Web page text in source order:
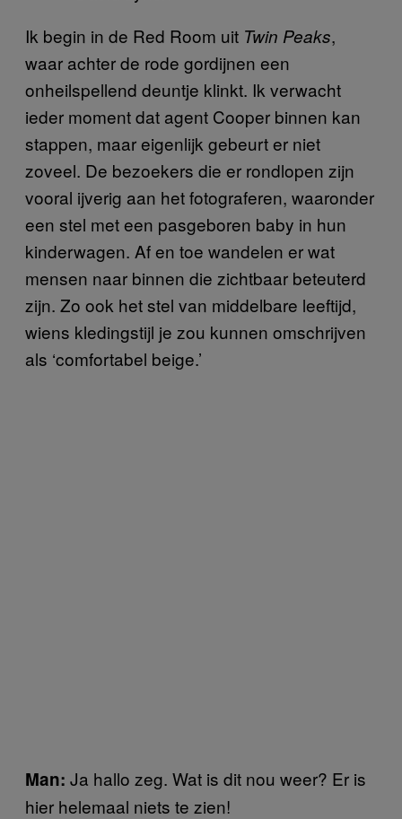
Ik begin in de Red Room uit Twin Peaks,
waar achter de rode gordijnen een
onheilspellend deuntje klinkt. Ik verwacht
ieder moment dat agent Cooper binnen kan
stappen, maar eigenlijk gebeurt er niet
zoveel. De bezoekers die er rondlopen zijn
vooral ijverig aan het fotograferen, waaronder
een stel met een pasgeboren baby in hun
kinderwagen. Af en toe wandelen er wat
mensen naar binnen die zichtbaar beteuterd
zijn. Zo ook het stel van middelbare leeftijd,
wiens kledingstijl je zou kunnen omschrijven
als ‘comfortabel beige.’
Man: Ja hallo zeg. Wat is dit nou weer? Er is
hier helemaal niets te zien!